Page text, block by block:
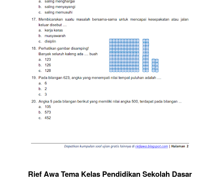
Rief Awa Tema Kelas Pendidikan Sekolah Dasar